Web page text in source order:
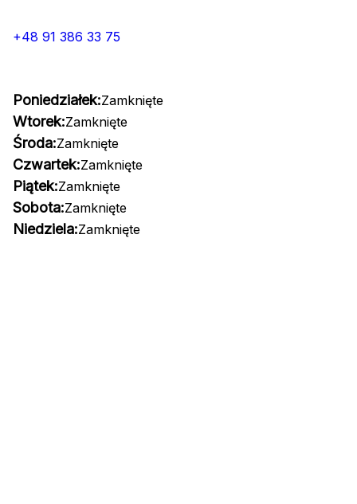
+48 91 386 33 75
Poniedziałek:Zamknięte
Wtorek:Zamknięte
Środa:Zamknięte
Czwartek:Zamknięte
Piątek:Zamknięte
Sobota:Zamknięte
Niedziela:Zamknięte